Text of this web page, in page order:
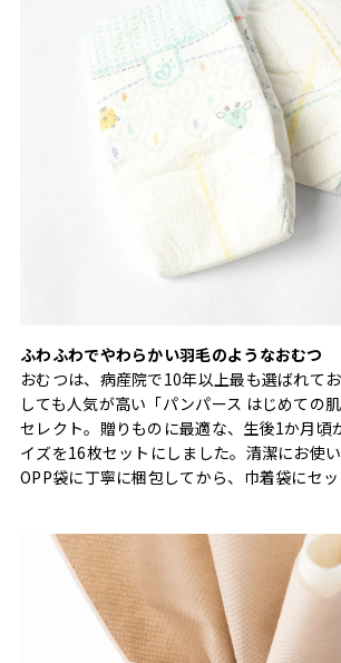
ふわふわでやわらかい羽毛のようなおむつ
おむつは、病産院で10年以上最も選ばれて
しても人気が高い「パンパース はじめての
セレクト。贈りものに最適な、生後1か月頃
イズを16枚セットにしました。清潔にお使い
OPP袋に丁寧に梱包してから、巾着袋にセッ